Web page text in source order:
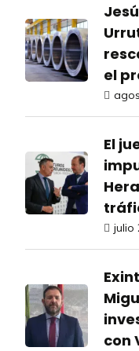
el
El
julio
con